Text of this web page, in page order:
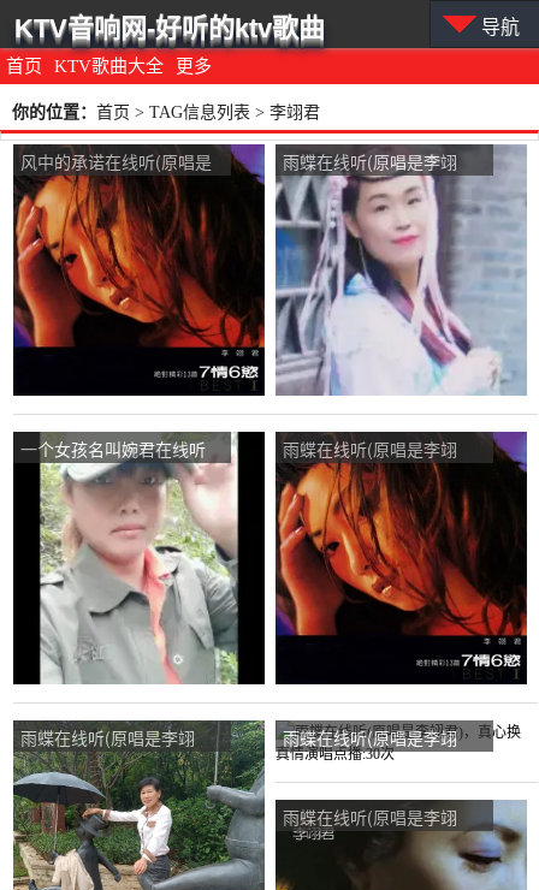
首页 KTV歌曲大全 更多
KTV音响网-好听的ktv歌曲 导航
你的位置： 首页 > TAG信息列表 > 李翊君
风中的承诺在线听(原唱是
李翊君)，爱我中华《我忙
啊！友友。》演唱点播:72
次
雨蝶在线听(原唱是李翊
君)，秀儿演唱点播:90次
一个女孩名叫婉君在线听
(原唱是李翊君)，幸运之星
演唱点播:183次
雨蝶在线听(原唱是李翊
君)，你永远不懂我演唱点
播:39次
雨蝶在线听(原唱是李翊
君)，八妹演唱点播:50次
雨蝶在线听(原唱是李翊
君)，真心换真情演唱点
播:30次
雨蝶在线听(原唱是李翊
君)，雪儿演唱点播:179次